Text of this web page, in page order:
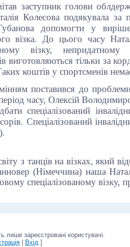
заступник голови
Колесова подякувала за
допомогти у
візка. До цього часу
візку, непридатному
виготовляються тільки за
коштів у спортсменів
поставився до
часу, Олексій
спеціалізований
Спеціалізований
з танців на візках, який
(Німеччина) наша
спеціалізованому візку,
лише зареєстровані користувачі.
Вхід ]